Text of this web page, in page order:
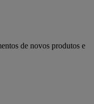
de novos produtos e